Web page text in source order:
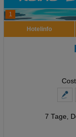
1
Hotelinfo
7 Tage,